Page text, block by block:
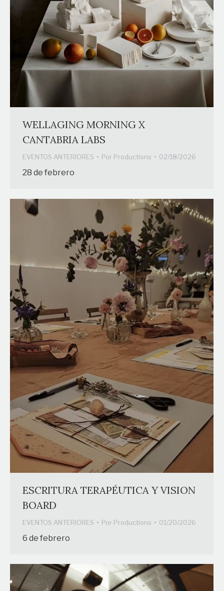
WELLAGING MORNING X
CANTABRIA LABS
EVENTOS ANTERIORES Por Productions 02/18/2026
28 de febrero
ESCRITURA TERAPÉUTICA Y VISION
BOARD
EVENTOS ANTERIORES Por Productions 01/20/2026
6 de febrero